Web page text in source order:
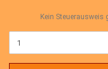
Kein Steuerausweis